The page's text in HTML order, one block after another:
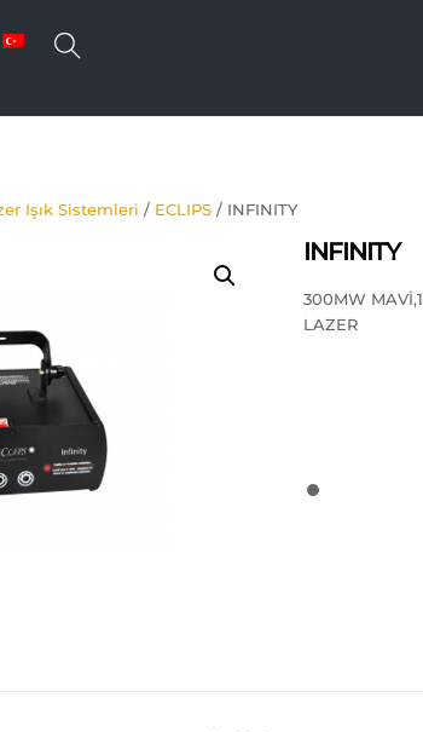
Işık Sistemleri / ECLIPS / INFINITY
INFINITY
300MW
LAZER